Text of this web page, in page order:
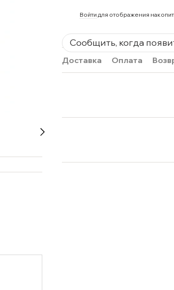
Войти для отображения
Сообщить, когда
Доставка Оплата